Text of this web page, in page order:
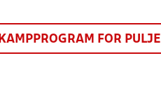
KAMPPROGRAM FOR PULJE